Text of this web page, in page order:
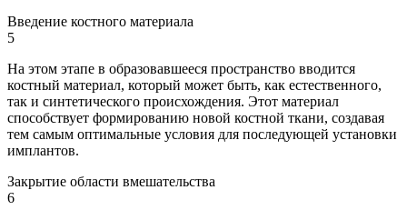
Введение костного материала
5
На этом этапе в образовавшееся пространство вводится
костный материал, который может быть, как естественного,
так и синтетического происхождения. Этот материал
способствует формированию новой костной ткани, создавая
тем самым оптимальные условия для последующей установки
имплантов.
Закрытие области вмешательства
6